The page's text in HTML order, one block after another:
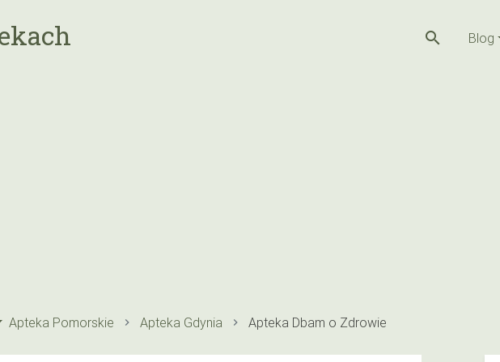
search Blog
Apteka Pomorskie Apteka Gdynia Apteka Dbam o Zdrowie